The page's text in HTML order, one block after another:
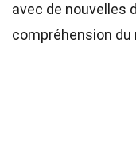
avec de nouvelles
compréhension du